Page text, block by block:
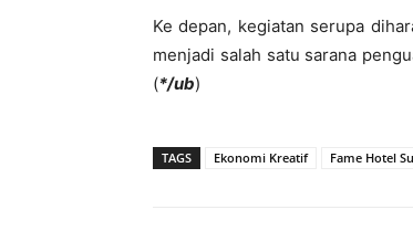
Ke depan, kegiatan serupa
menjadi salah satu sarana
(*/ub)
TAGS Ekonomi Kreatif Fame Hotel